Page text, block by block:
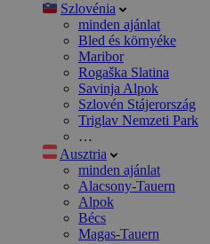
Szlovénia
minden ajánlat
Bled és környéke
Maribor
Rogaška Slatina
Savinja Alpok
Szlovén Stájerország
Triglav Nemzeti Park
…
Ausztria
minden ajánlat
Alacsony-Tauern
Alpok
Bécs
Magas-Tauern